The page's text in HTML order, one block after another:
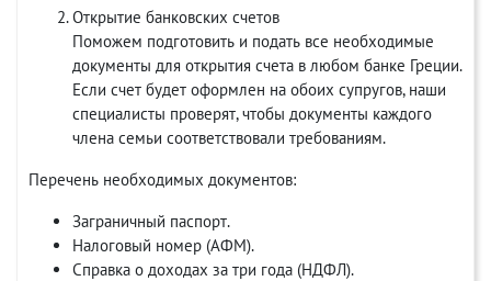
Открытие банковских счетов
Поможем подготовить и подать все необходимые
документы для открытия счета в любом банке Греции.
Если счет будет оформлен на обоих супругов, наши
специалисты проверят, чтобы документы каждого
члена семьи соответствовали требованиям.
Перечень необходимых документов:
Заграничный паспорт.
Налоговый номер (АФМ).
Справка о доходах за три года (НДФЛ).